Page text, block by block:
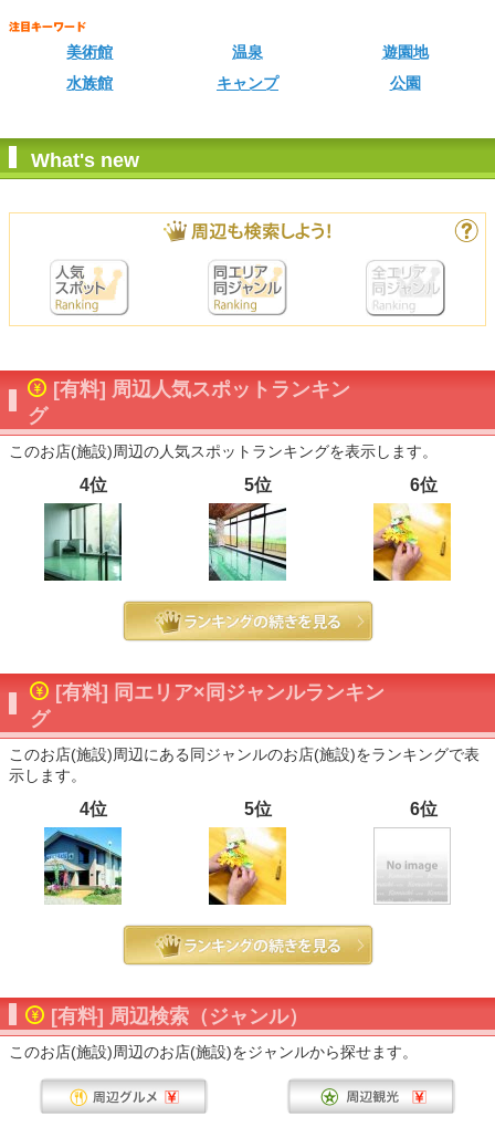
美術館 温泉
遊園地
水族館
キャンプ 公園
What's new
[有料] 周辺人気スポットランキン
グ
このお店(施設)周辺の人気スポットランキングを表示します。
4位 5位 6位
[有料] 同エリア×同ジャンルランキン
グ
このお店(施設)周辺にある同ジャンルのお店(施設)をランキングで表
示します。
4位 5位 6位
[有料] 周辺検索（ジャンル）
このお店(施設)周辺のお店(施設)をジャンルから探せます。